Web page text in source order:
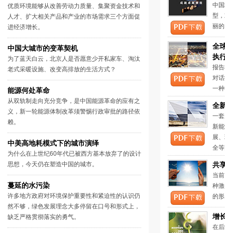
优质环境能够从改善劳动力质量、集聚资金技术和
人才、扩大相关产品和产业的市场需求三个方面促
进经济增长。
中国大城市的变革契机
为了蓝天白云，北京人是否愿意少开私家车、淘汰
老式采暖设施、改变高排放的生活方式？
能源何处革命
从双轨制走向充分竞争，是中国能源革命的应有之
义，新一轮能源体制改革须警惕行政审批的路径依
赖。
中美高地耗模式下的城市演绎
为什么在上世纪60年代已被西方基本放弃了的设计
思想，今天仍在塑造中国的城市。
蔓延的水污染
许多地方政府对环境保护重要性和紧迫性的认识仍
然不够，绿色发展理念大多停留在口号和形式上，
缺乏严格贯彻落实的勇气。
中
型
丽
全
执
报
对
一
全
一
新
展
全
共
当
种
的
增
在